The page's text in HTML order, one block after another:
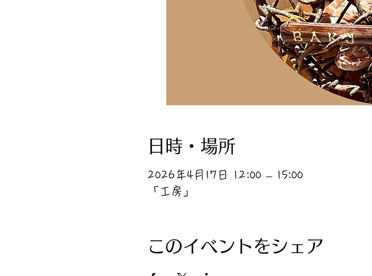
日時・場所
2026年4月17日 12:00 – 15:00
「工房」
このイベントをシェア